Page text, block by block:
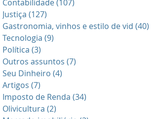
Contabilidade(107)
Justiça (127)
Gastronomia, vinhos e estilo de vid (40)
Tecnologia (9)
Política (3)
Outros assuntos (7)
Seu Dinheiro (4)
Artigos (7)
Imposto de Renda (34)
Olivicultura (2)